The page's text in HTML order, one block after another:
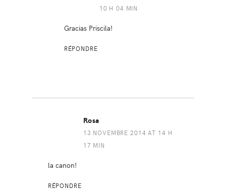
10 H 04 MIN
Gracias Priscila!
RÉPONDRE
Rosa
13 NOVEMBRE 2014 AT 14 H
17 MIN
la canon!
RÉPONDRE